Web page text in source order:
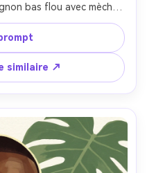
bas flou avec mèches
petites créoles dorées,
sous la pluie
lumière de fenêtre chaude
mat, lavis opaques
visibles, grain de papier
autour des cheveux,
palette harmonieuse
et réfléchie, plans du
propre, aplats de
faible profondeur de
4:5
similaire ↗